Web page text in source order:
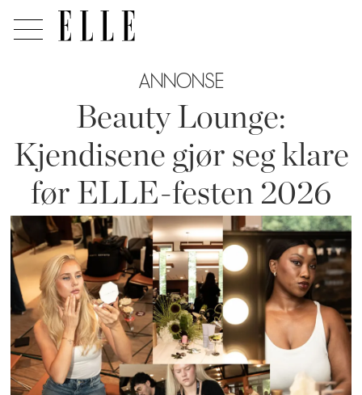
ANNONSE
Beauty Lounge:
Kjendisene gjør seg klare
før ELLE-festen 2026